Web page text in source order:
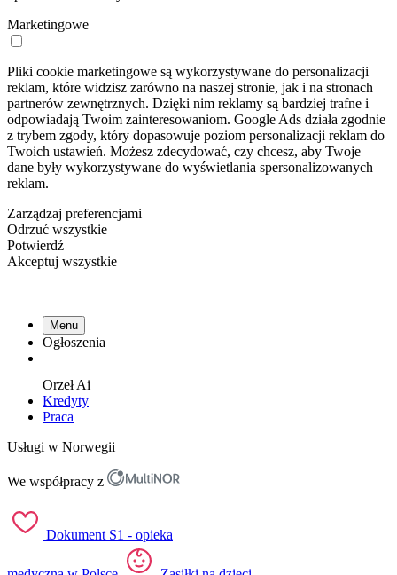
Marketingowe
Pliki cookie marketingowe są wykorzystywane do personalizacji
reklam, które widzisz zarówno na naszej stronie, jak i na stronach
partnerów zewnętrznych. Dzięki nim reklamy są bardziej trafne i
odpowiadają Twoim zainteresowaniom. Google Ads działa zgodnie
z trybem zgody, który dopasowuje poziom personalizacji reklam do
Twoich ustawień. Możesz zdecydować, czy chcesz, aby Twoje
dane były wykorzystywane do wyświetlania spersonalizowanych
reklam.
Zarządzaj preferencjami
Odrzuć wszystkie
Potwierdź
Akceptuj wszystkie
Menu
Ogłoszenia
OrzełAi
Kredyty
Praca
Usługi w Norwegii
We współpracy z
Dokument S1 - opieka